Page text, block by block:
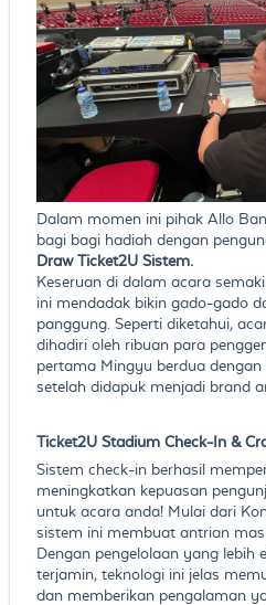
Dalam momen ini pihak Allo
bagi bagi hadiah dengan
Draw Ticket2U Sistem.
Keseruan di dalam acara
ini mendadak bikin gado-gado
panggung. Seperti diketahui,
dihadiri oleh ribuan para
pertama Mingyu berdua
setelah didapuk menjadi brand
Ticket2U Stadium Check-In &
Sistem check-in berhasil
meningkatkan kepuasan
untuk acara anda! Mulai dari
sistem ini membuat antrian
Dengan pengelolaan yang lebih
terjamin, teknologi ini jelas
dan memberikan pengalaman